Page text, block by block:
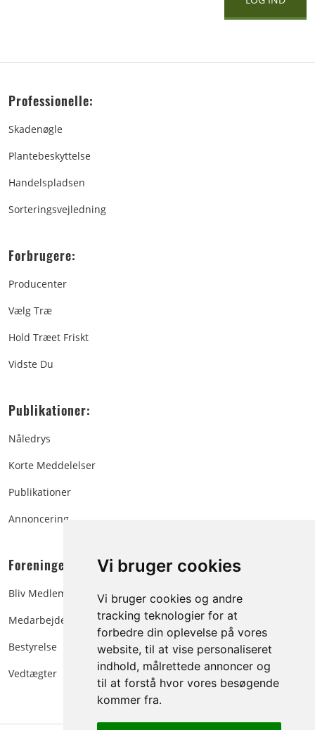
Vi bruger cookies
Vi bruger cookies og andre
tracking teknologier for at
forbedre din oplevelse på vores
website, til at vise personaliseret
indhold, målrettede annoncer og
til at forstå hvor vores besøgende
kommer fra.
Professionelle:
Skadenøgle
Plantebeskyttelse
Handelspladsen
Sorteringsvejledning
Forbrugere:
Producenter
Vælg Træ
Hold Træet Friskt
Vidste Du
Publikationer:
Nåledrys
Korte Meddelelser
Publikationer
Annoncering
Foreningen:
Bliv Medlem
Medarbejdere
Bestyrelse
Vedtægter